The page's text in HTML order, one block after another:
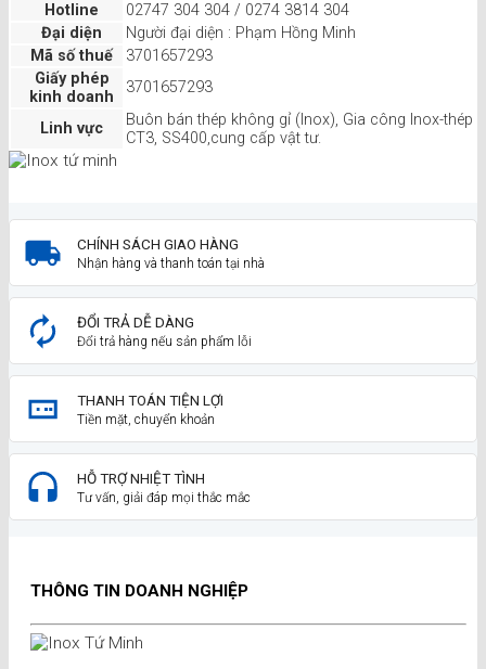
Hotline
02747 304 304 / 0274 3814 304
Đại diện
Người đại diện : Phạm Hồng Minh
Mã số thuế
3701657293
Giấy phép
kinh doanh
3701657293
Linh vực
Buôn bán thép không gỉ (Inox), Gia công Inox-thép
CT3, SS400,cung cấp vật tư.
CHÍNH SÁCH GIAO HÀNG
Nhận hàng và thanh toán tại nhà
ĐỔI TRẢ DỄ DÀNG
Đổi trả hàng nếu sản phẩm lỗi
THANH TOÁN TIỆN LỢI
Tiền mặt, chuyển khoản
HỖ TRỢ NHIỆT TÌNH
Tư vấn, giải đáp mọi thắc mắc
THÔNG TIN DOANH NGHIỆP